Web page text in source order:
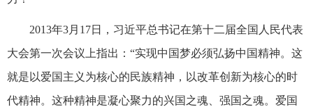
2013年3月17日，习近平总书记在第十二届全国人民代表
大会第一次会议上指出：“实现中国梦必须弘扬中国精神。这
就是以爱国主义为核心的民族精神，以改革创新为核心的时
代精神。这种精神是凝心聚力的兴国之魂、强国之魂。爱国